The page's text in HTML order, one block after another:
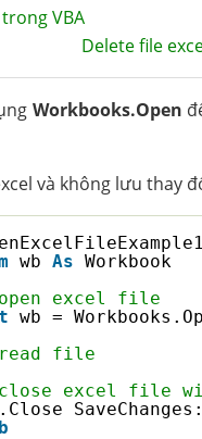
VBA
Delete file
Workbooks.Open
và không lưu thay
wb As
Workbook
excel file
wb =
file
excel file